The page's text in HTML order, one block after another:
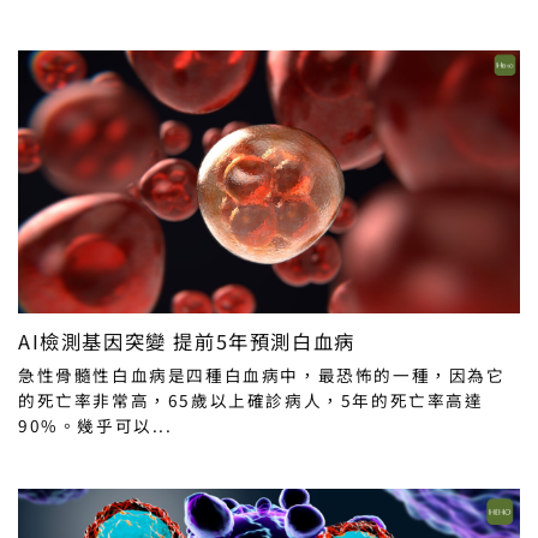
AI檢測基因突變 提前5年預測白血病
急性骨髓性白血病是四種白血病中，最恐怖的一種，因為它
的死亡率非常高，65歲以上確診病人，5年的死亡率高達
90%。幾乎可以...